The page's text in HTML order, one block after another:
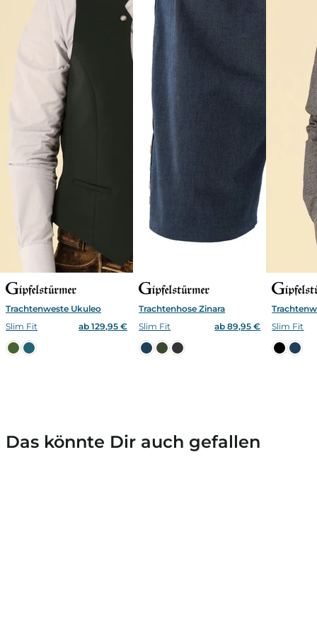
Trachtenweste Ukuleo
Slim Fit
ab 129,95 €
Trachtenhose Zinara
Slim Fit
ab 89,95 €
Slim Fit
Das könnte Dir auch gefallen